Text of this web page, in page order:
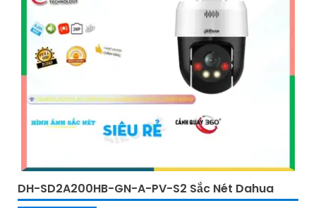
DH-SD2A200HB-GN-A-PV-S2 Sắc Nét Dahua